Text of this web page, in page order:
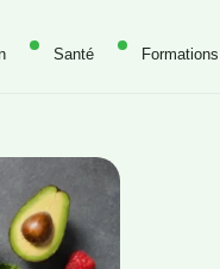
Santé Formations